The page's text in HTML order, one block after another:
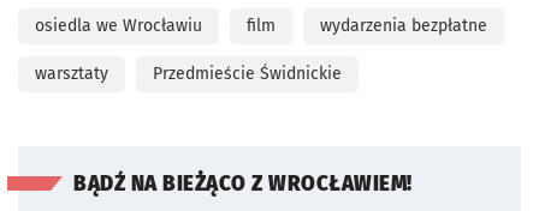
osiedla we Wrocławiu film wydarzenia bezpłatne
warsztaty Przedmieście Świdnickie
BĄDŹ NA BIEŻĄCO Z WROCŁAWIEM!